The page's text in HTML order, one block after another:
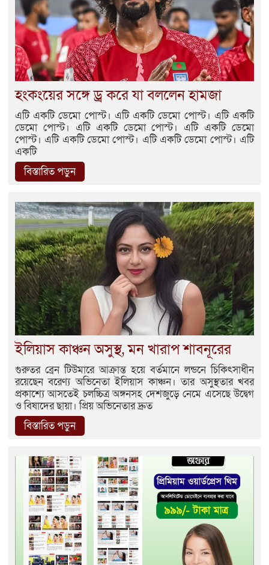
হংকংয়ের সঙ্গে ড্র করে যা বললেন হামজা
এটি একটি ডেমো পোস্ট। এটি একটি ডেমো পোস্ট। এটি একটি
ডেমো পোস্ট। এটি একটি ডেমো পোস্ট। এটি একটি ডেমো
পোস্ট। এটি একটি ডেমো পোস্ট। এটি একটি ডেমো পোস্ট। এটি
একটি
বিস্তারিত পড়ুন
ইলিয়াস কাঞ্চন অসুস্থ, মন খারাপ শাবনূরের
গুরুতর ব্রেন টিউমারে আক্রান্ত হয়ে বর্তমানে লন্ডনে চিকিৎসাধীন
রয়েছেন বরেণ্য অভিনেতা ইলিয়াস কাঞ্চন। তার অসুস্থতার খবর
প্রকাশ্যে আসতেই চলচ্চিত্র অঙ্গনসহ দেশজুড়ে নেমে এসেছে উদ্বেগ
ও বিষাদের ছায়া। প্রিয় অভিনেতার দ্রুত
বিস্তারিত পড়ুন